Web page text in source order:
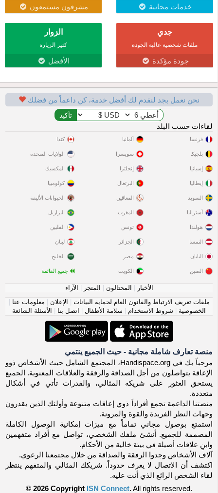
خدمات مجانية مشرفون مستمعون
جدي
ملفات شخصية عالية الجودة
جودة مؤكدة
الزوار
كثير الزيارة
الأفضل
نحن نعمل بجد لنقدم لك أفضل خدمة، كن داعماً من فضلك
لقاءات حسب البلد
فرنسا
بلجيكا
إسبانيا
إيطاليا
السويد
ألمانيا
سويسرا
إنجلترا
البرتغال
المعاقين
كندا
الولايات المتحدة
المكسيك
كولومبيا
الحيوانات الأليفة
أستراليا
هولندا
النمسا
اليابان
الصين
المغرب
تونس
الجزائر
مصر
الكويت
البرازيل
الفلبين
لبنان
الخليج
جميع القائمة
الأخبار المحتالون المتجر
الآراء
ملفات تعريف الارتباط والقانون العام لحماية البيانات
الإعلان معلومات عنا
الخصوصية
شروط الاستخدام سلامة الأطفال اتصل بنا الأسئلة الشائعة
منصة تعارف شاملة مجانية - حيث الجميع ينتمي
مرحباً بك في Handispace.org، المجتمع الشامل حيث الأشخاص ذوو
الإعاقة يتواصلون من أجل الصداقة والرفقة والعلاقات المعنوية. الجميع
يستحق العثور على شريكه المثالي، والقدرات تأتي في أشكال
متعددة.
منصتنا الداعمة تجمع أفراداً ذوي إعاقات متنوعة وأولئك الذين يقدرون
وجهات النظر الفريدة والقوة والمرونة.
استمتع بوصول مجاني تماماً مع ميزات إمكانية الوصول الكاملة
المصممة للجميع. أنشئ ملفك الشخصي، تواصل مع أفراد متفهمين
وابنِ علاقات أصيلة في بيئة خالية من الأحكام.
آلاف الأشخاص وجدوا الرفقة والصداقة من خلال مجتمعنا الرعوي.
اكتشف أن الاتصال لا يعرف حدوداً. شريكك المثالي والمتفهم ينتظر
لقاء الشخص الرائع الذي أنت عليه.
© 2026 Copyright ISN Connect.All rights reserved.